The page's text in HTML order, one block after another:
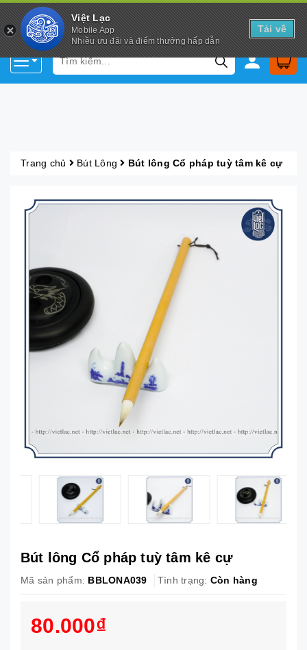
Việt Lạc
Mobile App
Nhiều ưu đãi và điểm thưởng hấp dẫn
Tải về
Trang chủ Bút Lông Bút lông Cổ pháp tuỳ tâm kê cự
Bút lông Cổ pháp tuỳ tâm kê cự
Mã sản phẩm: BBLONA039 Tình trạng: Còn hàng
80.000₫